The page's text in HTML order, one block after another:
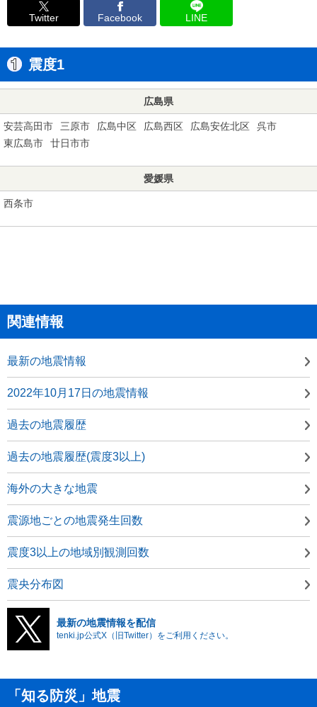
Twitter Facebook LINE
震度1
広島県
安芸高田市 三原市 広島中区 広島西区 広島安佐北区
呉市
東広島市
廿日市市
愛媛県
西条市
関連情報
最新の地震情報
2022年10月17日の地震情報
過去の地震履歴
過去の地震履歴(震度3以上)
海外の大きな地震
震源地ごとの地震発生回数
震度3以上の地域別観測回数
震央分布図
最新の地震情報を配信
tenki.jp公式X（旧Twitter）をご利用ください。
「知る防災」地震